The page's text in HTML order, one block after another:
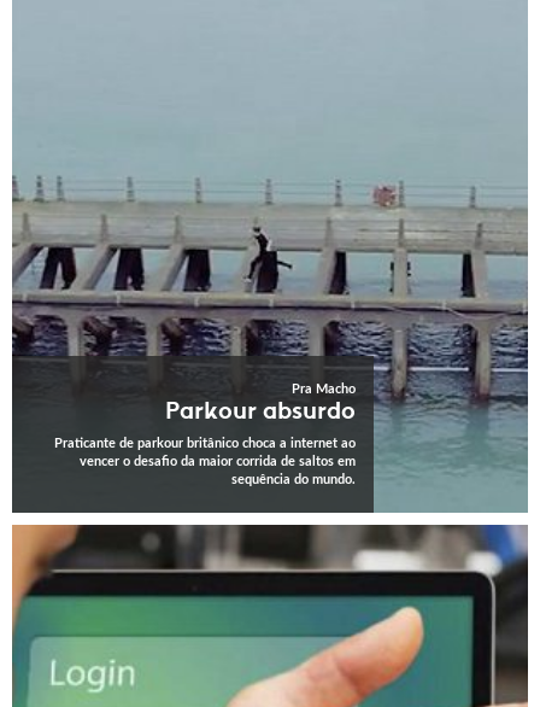
Pra Macho
Parkour absurdo
Praticante de parkour britânico choca a internet ao
vencer o desafio da maior corrida de saltos em
sequência do mundo.